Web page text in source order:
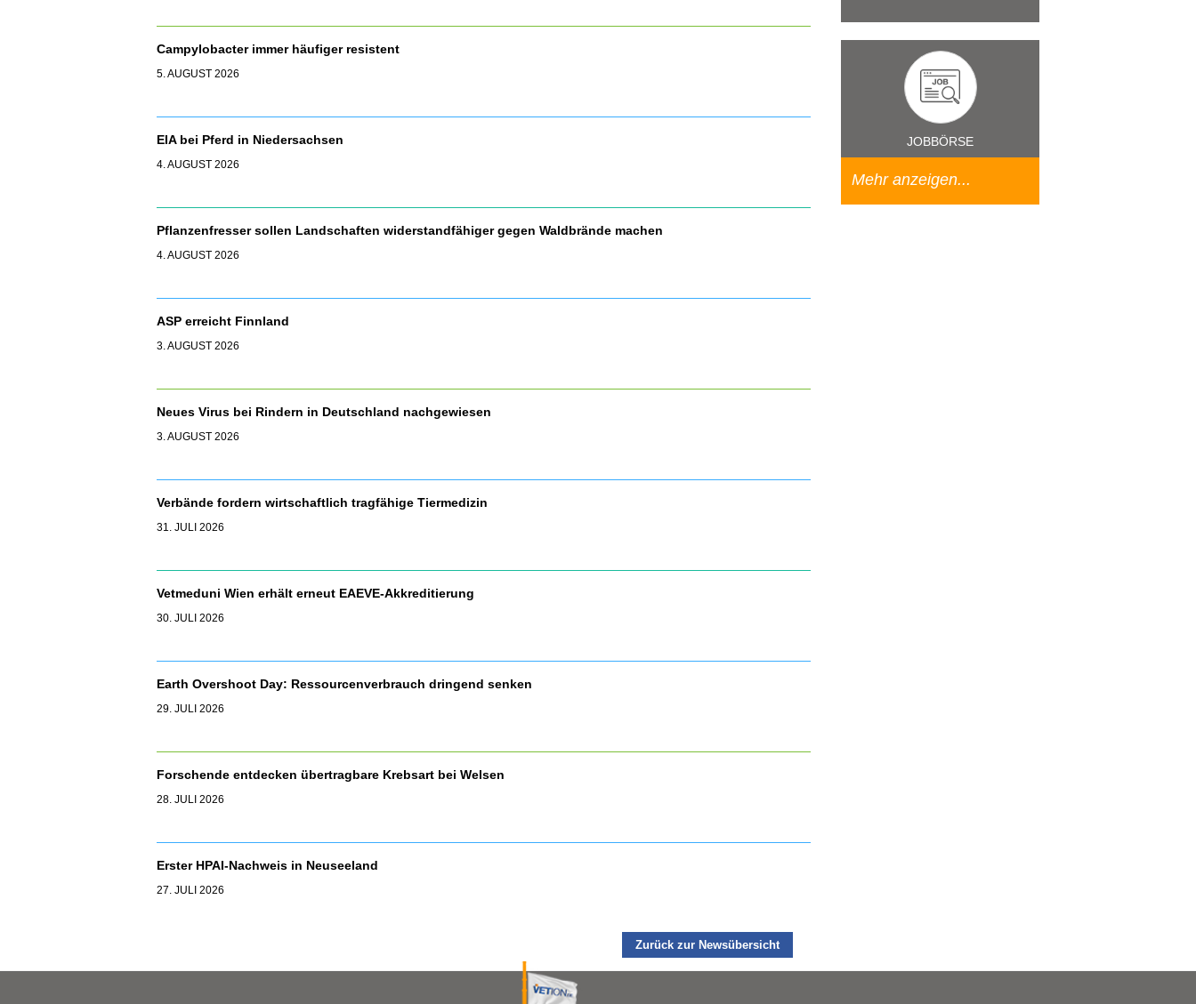
Campylobacter immer häufiger resistent
5. AUGUST 2026
EIA bei Pferd in Niedersachsen
4. AUGUST 2026
Pflanzenfresser sollen Landschaften widerstandfähiger gegen Waldbrände machen
4. AUGUST 2026
ASP erreicht Finnland
3. AUGUST 2026
Neues Virus bei Rindern in Deutschland nachgewiesen
3. AUGUST 2026
Verbände fordern wirtschaftlich tragfähige Tiermedizin
31. JULI 2026
Vetmeduni Wien erhält erneut EAEVE-Akkreditierung
30. JULI 2026
Earth Overshoot Day: Ressourcenverbrauch dringend senken
29. JULI 2026
Forschende entdecken übertragbare Krebsart bei Welsen
28. JULI 2026
Erster HPAI-Nachweis in Neuseeland
27. JULI 2026
Zurück zur Newsübersicht
JOBBÖRSE
Mehr anzeigen...